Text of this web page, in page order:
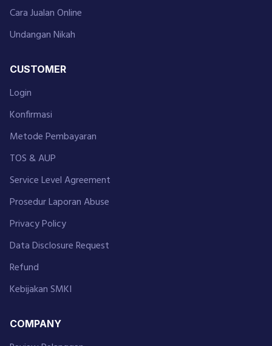
Cara Jualan Online
Undangan Nikah
CUSTOMER
Login
Konfirmasi
Metode Pembayaran
TOS & AUP
Service Level Agreement
Prosedur Laporan Abuse
Privacy Policy
Data Disclosure Request
Refund
Kebijakan SMKI
COMPANY